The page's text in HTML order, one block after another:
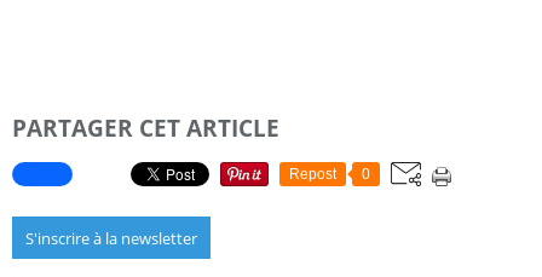
PARTAGER CET ARTICLE
Repost 0
S'inscrire à la newsletter